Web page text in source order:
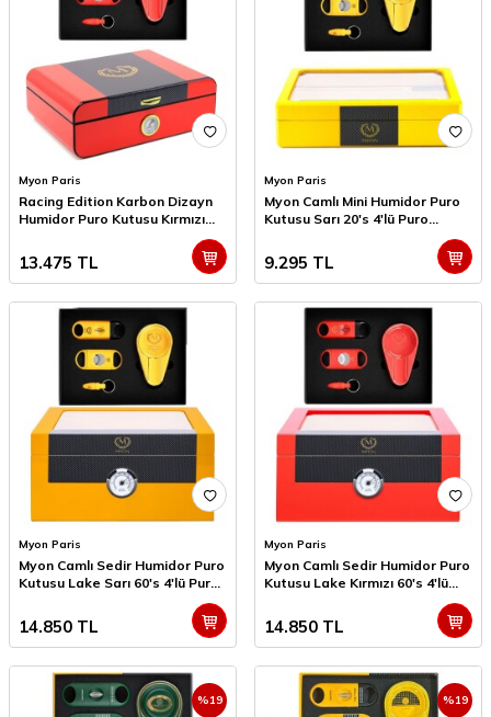
Myon Paris
Racing Edition Karbon Dizayn
Humidor Puro Kutusu Kırmızı
13.475 TL
Myon Paris
Myon Camlı Mini Humidor Puro
Kutusu Sarı 20's 4'lü Puro
9.295 TL
Myon Paris
Myon Camlı Sedir Humidor Puro
Kutusu Lake Sarı 60's 4'lü Puro
14.850 TL
Myon Paris
Myon Camlı Sedir Humidor Puro
Kutusu Lake Kırmızı 60's 4'lü
14.850 TL
%19 %19